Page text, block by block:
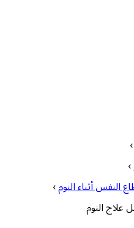
›
›
النفس أثناء النوم›
النوم